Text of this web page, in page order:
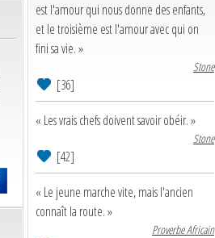
est l'amour qui nous donne des enfants,
et le troisième est l'amour avec qui on
fini sa vie. »
Stone
[36]
« Les vrais chefs doivent savoir obéir. »
Stone
[42]
« Le jeune marche vite, mais l'ancien
connaît la route. »
Proverbe Africain